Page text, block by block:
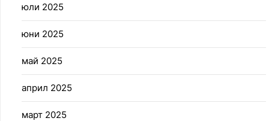
юли 2025
юни 2025
май 2025
април 2025
март 2025